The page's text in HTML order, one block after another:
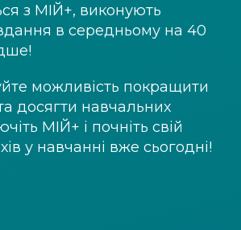
з МІЙ+, виконують
в середньому на 40
можливість покращити
досягти навчальних
МІЙ+ і почніть свій
у навчанні вже сьогодні!